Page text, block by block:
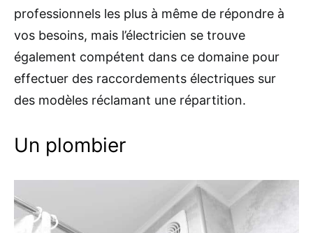
professionnels les plus à même de répondre à
vos besoins, mais l’électricien se trouve
également compétent dans ce domaine pour
effectuer des raccordements électriques sur
des modèles réclamant une répartition.
Un plombier